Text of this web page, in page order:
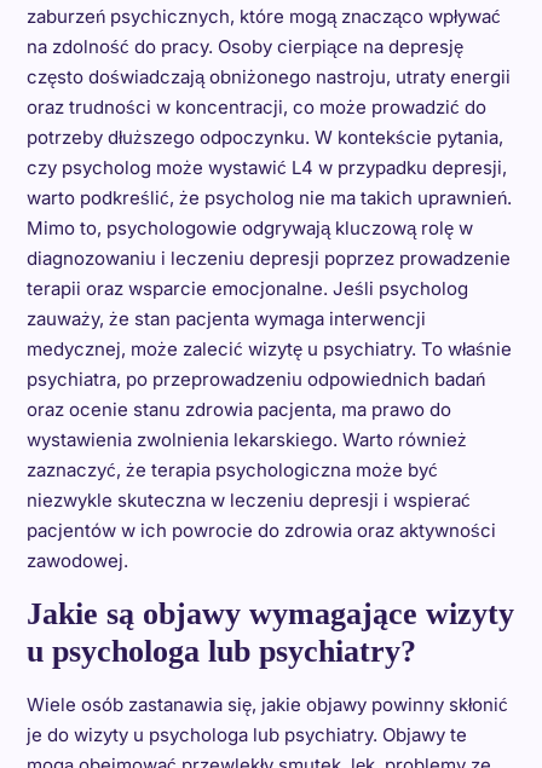
zaburzeń psychicznych, które mogą znacząco wpływać
na zdolność do pracy. Osoby cierpiące na depresję
często doświadczają obniżonego nastroju, utraty energii
oraz trudności w koncentracji, co może prowadzić do
potrzeby dłuższego odpoczynku. W kontekście pytania,
czy psycholog może wystawić L4 w przypadku depresji,
warto podkreślić, że psycholog nie ma takich uprawnień.
Mimo to, psychologowie odgrywają kluczową rolę w
diagnozowaniu i leczeniu depresji poprzez prowadzenie
terapii oraz wsparcie emocjonalne. Jeśli psycholog
zauważy, że stan pacjenta wymaga interwencji
medycznej, może zalecić wizytę u psychiatry. To właśnie
psychiatra, po przeprowadzeniu odpowiednich badań
oraz ocenie stanu zdrowia pacjenta, ma prawo do
wystawienia zwolnienia lekarskiego. Warto również
zaznaczyć, że terapia psychologiczna może być
niezwykle skuteczna w leczeniu depresji i wspierać
pacjentów w ich powrocie do zdrowia oraz aktywności
zawodowej.
Jakie są objawy wymagające wizyty
u psychologa lub psychiatry?
Wiele osób zastanawia się, jakie objawy powinny skłonić
je do wizyty u psychologa lub psychiatry. Objawy te